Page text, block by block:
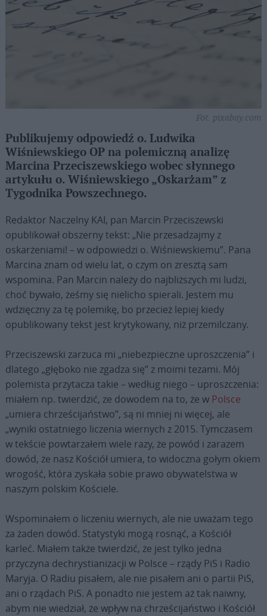
Fot. pixabay.com
Publikujemy odpowiedź o. Ludwika
Wiśniewskiego OP na polemiczną analizę
Marcina Przeciszewskiego wobec słynnego
artykułu o. Wiśniewskiego „Oskarżam” z
Tygodnika Powszechnego.
Redaktor Naczelny KAI, pan Marcin Przeciszewski
opublikował obszerny tekst: „Nie przesadzajmy z
oskarżeniami! – w odpowiedzi o. Wiśniewskiemu”. Pana
Marcina znam od wielu lat, o czym on zresztą sam
wspomina. Pan Marcin należy do najbliższych mi ludzi,
choć bywało, żeśmy się nielicho spierali. Jestem mu
wdzięczny za tę polemikę, bo przecież lepiej kiedy
opublikowany tekst jest krytykowany, niż przemilczany.
Przeciszewski zarzuca mi „niebezpieczne uproszczenia” i
dlatego „głęboko nie zgadza się” z moimi tezami. Mój
polemista przytacza takie – według niego – uproszczenia:
miałem np. twierdzić, ze dowodem na to, że w Polsce
„umiera chrześcijaństwo”, są ni mniej ni więcej, ale
„wyniki ostatniego liczenia wiernych z 2015. Tymczasem
w tekście powtarzałem wiele razy, że powód i zarazem
dowód, że nasz Kościół umiera, to widoczna gołym okiem
wrogość, która zyskała sobie prawo obywatelstwa w
naszym polskim Kościele.
Wspominałem o liczeniu wiernych, ale nie uważam tego
za żaden dowód. Statystyki mogą rosnąć, a Kościół
karleć. Miałem także twierdzić, że jest tylko jedna
przyczyna dechrystianizacji w Polsce – rządy PiS i Radio
Maryja. O Radiu pisałem, ale nie pisałem ani o partii PiS,
ani o rządach PiS. A ponadto nie jestem aż tak naiwny,
abym nie wiedział, że wpływ na chrześcijaństwo i Kościół